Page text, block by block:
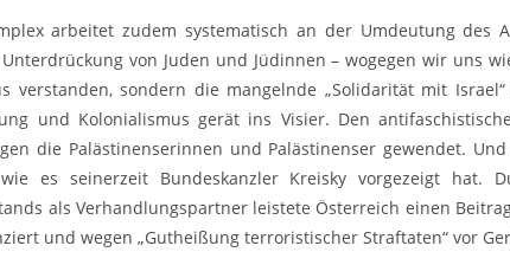
arbeitet zudem systematisch an der Umdeutung des
von Juden und Jüdinnen – wogegen wir uns
verstanden, sondern die mangelnde „Solidarität mit
und Kolonialismus gerät ins Visier. Den
die Palästinenserinnen und Palästinenser gewendet.
es seinerzeit Bundeskanzler Kreisky vorgezeigt hat.
als Verhandlungspartner leistete Österreich einen
und wegen „Gutheißung terroristischer Straftaten“ vor